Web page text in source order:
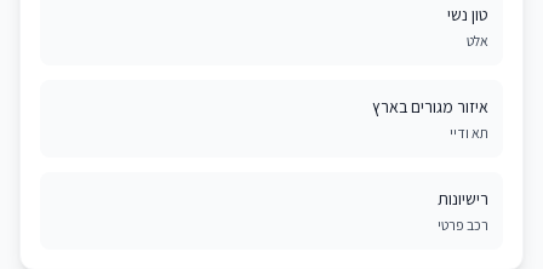
טון נשי
אלט
איזור מגורים בארץ
תא ודיי
רישיונות
רכב פרטי